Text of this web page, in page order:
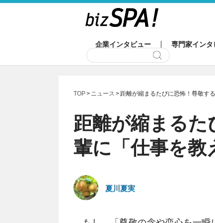
企業インタビュー 専門家インタ
TOP ニュース 距離が縮まるたびに恐怖！尊敬す
距離が縮まるた
輩に「仕事を教
夏川夏実